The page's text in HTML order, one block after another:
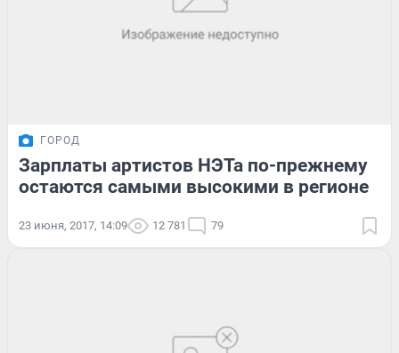
ГОРОД
Зарплаты артистов НЭТа по-прежнему
остаются самыми высокими в регионе
23 июня, 2017, 14:09 12 781 79